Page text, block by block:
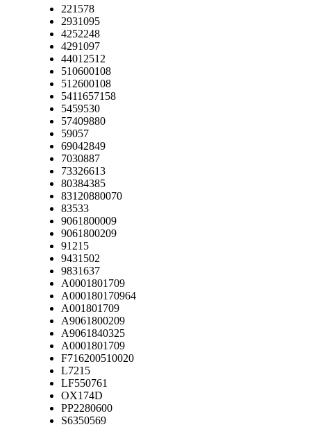
221578
2931095
4252248
4291097
44012512
510600108
512600108
5411657158
5459530
57409880
59057
69042849
7030887
73326613
80384385
83120880070
83533
9061800009
9061800209
91215
9431502
9831637
A0001801709
A000180170964
A001801709
A9061800209
A9061840325
А0001801709
F716200510020
L7215
LF550761
OX174D
PP2280600
S6350569